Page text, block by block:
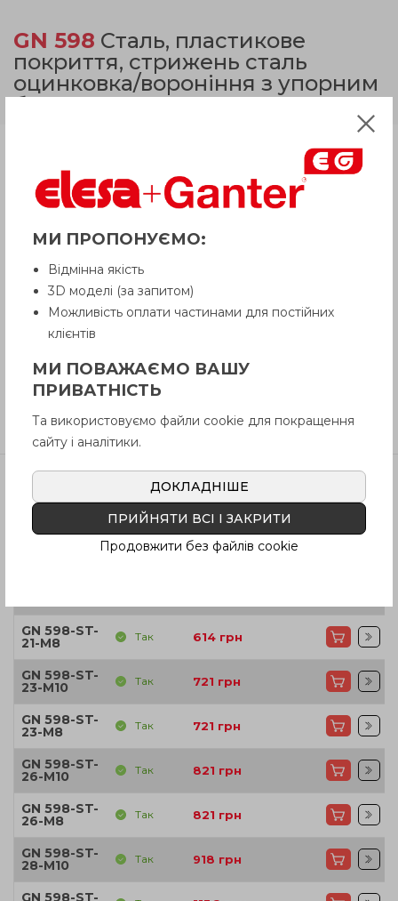
GN 598 Сталь, пластикове
покриття, стрижень сталь
оцинковка/вороніння з упорним
буртиком
Питання про продукцію
Відгуки
Артікул В наявності Ціна
Так 598грн
GN 598-ST-
21-M8 Так 614 грн
GN 598-ST-
23-M10 Так 721 грн
GN 598-ST-
23-M8 Так 721 грн
GN 598-ST-
26-M10 Так 821 грн
GN 598-ST-
26-M8 Так 821 грн
GN 598-ST-
28-M10 Так 918 грн
GN 598-ST-
МИ ПРОПОНУЄМО:
Відмінна якість
3D моделі (за запитом)
Можливість оплати частинами для постійних
клієнтів
МИ ПОВАЖАЄМО ВАШУ
ПРИВАТНІСТЬ
Та використовуємо файли cookie для покращення
сайту і аналітики.
ДОКЛАДНІШЕ
ПРИЙНЯТИ ВСІ І ЗАКРИТИ
Продовжити без файлів cookie